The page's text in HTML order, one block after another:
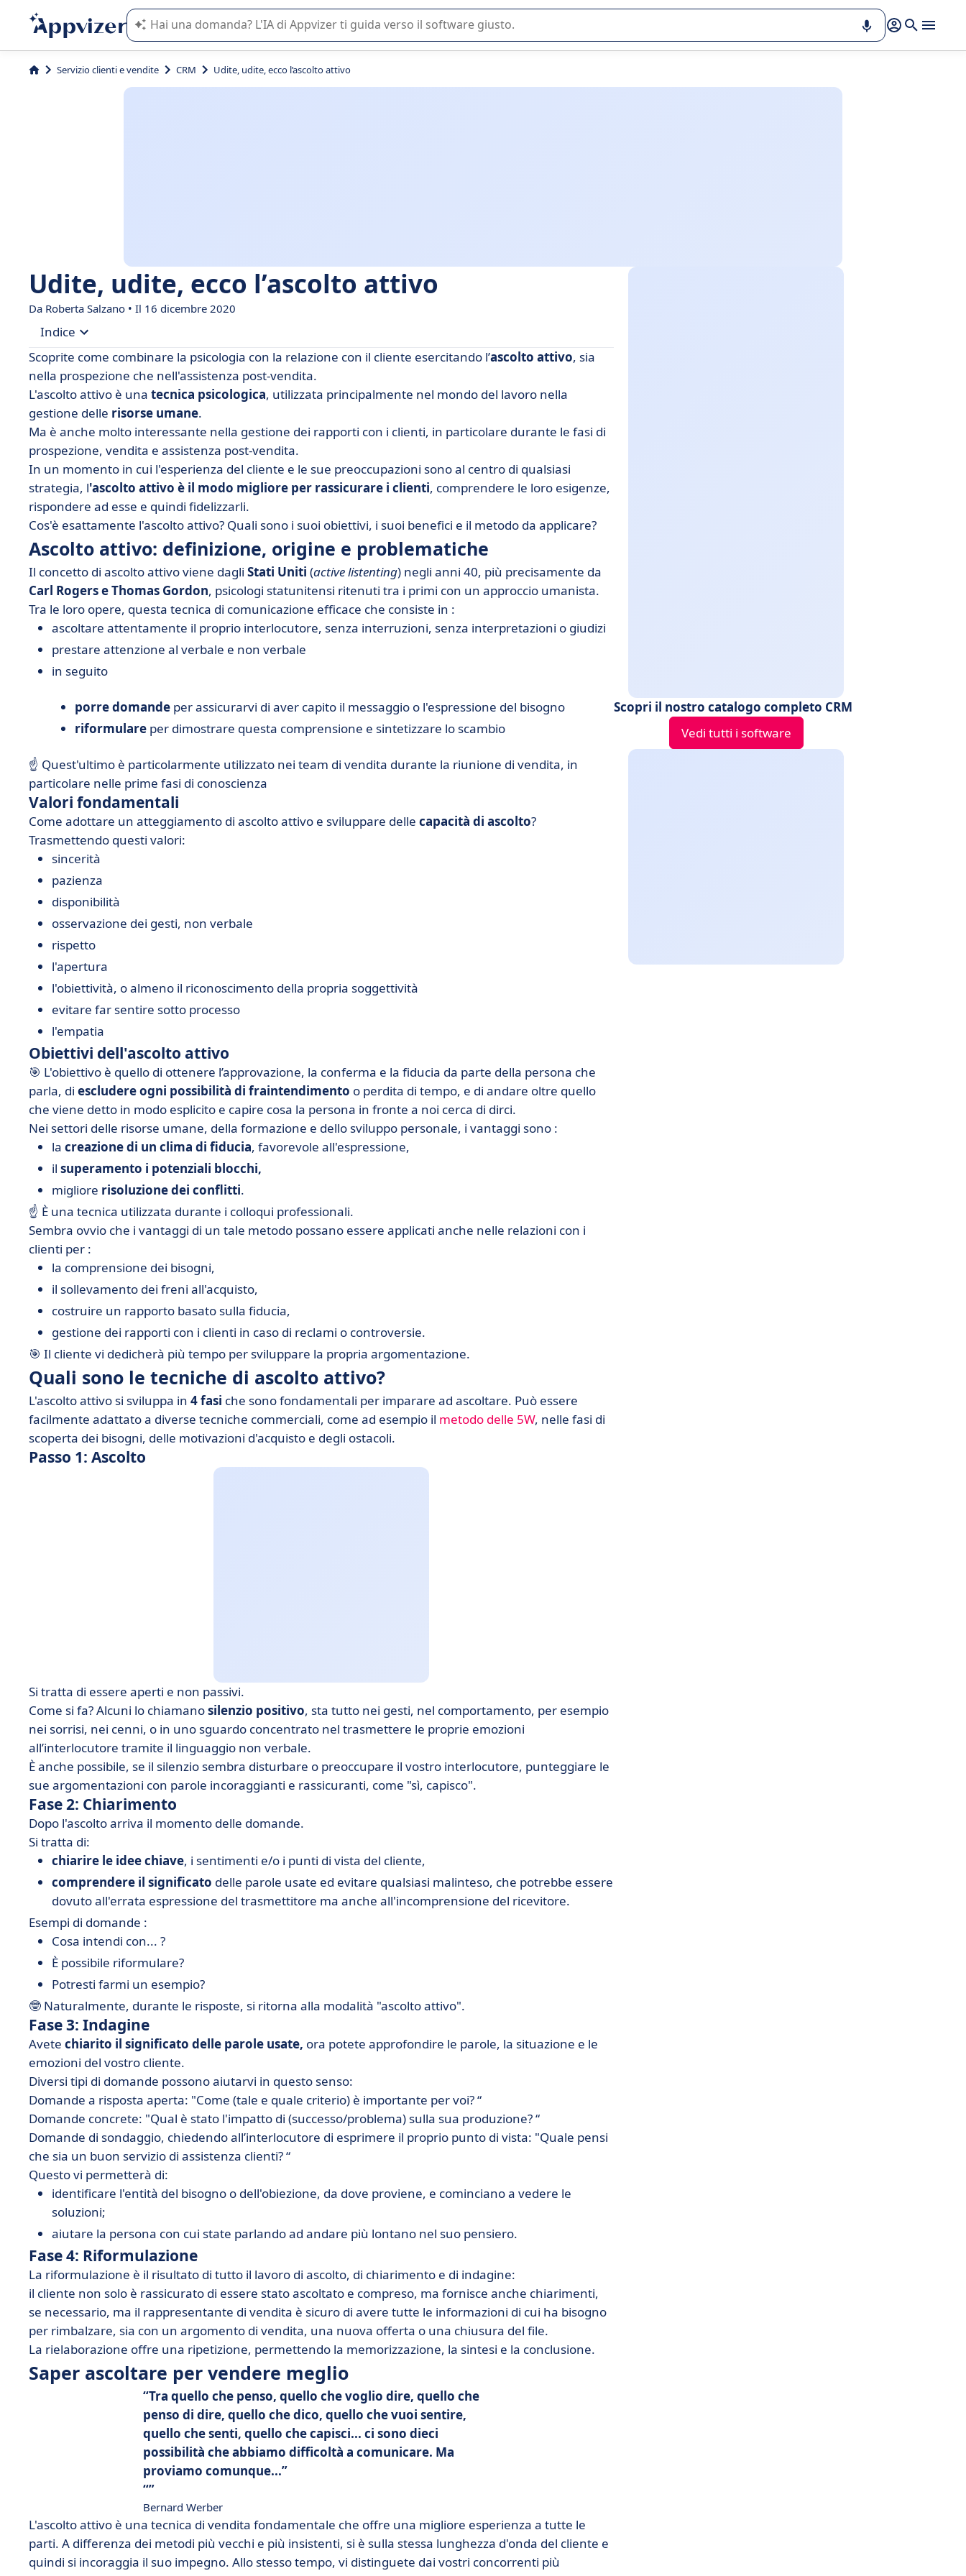
L'IA di Appvizer vi guida nell'utilizzo o nella scelta di un software SaaS per la vostra azienda.
Servizio clienti e vendite CRM Udite, udite, ecco l’ascolto attivo
Udite, udite, ecco l’ascolto attivo
Da Roberta Salzano • Il 16 dicembre 2020
Indice
• Ascolto attivo: definizione, origine e problematiche
• Quali sono le tecniche di ascolto attivo?
• Saper ascoltare per vendere meglio
Scoprite come combinare la psicologia con la relazione con il cliente esercitando l’ascolto attivo, sia
nella prospezione che nell'assistenza post-vendita.
L'ascolto attivo è una tecnica psicologica, utilizzata principalmente nel mondo del lavoro nella
gestione delle risorse umane.
Ma è anche molto interessante nella gestione dei rapporti con i clienti, in particolare durante le fasi di
prospezione, vendita e assistenza post-vendita.
In un momento in cui l'esperienza del cliente e le sue preoccupazioni sono al centro di qualsiasi
strategia, l'ascolto attivo è il modo migliore per rassicurare i clienti, comprendere le loro esigenze,
rispondere ad esse e quindi fidelizzarli.
Cos'è esattamente l'ascolto attivo? Quali sono i suoi obiettivi, i suoi benefici e il metodo da applicare?
Ascolto attivo: definizione, origine e problematiche
Il concetto di ascolto attivo viene dagli Stati Uniti (active listenting) negli anni 40, più precisamente da
Carl Rogers e Thomas Gordon, psicologi statunitensi ritenuti tra i primi con un approccio umanista.
Tra le loro opere, questa tecnica di comunicazione efficace che consiste in :
ascoltare attentamente il proprio interlocutore, senza interruzioni, senza interpretazioni o giudizi
prestare attenzione al verbale e non verbale
in seguito
porre domande per assicurarvi di aver capito il messaggio o l'espressione del bisogno
riformulare per dimostrare questa comprensione e sintetizzare lo scambio
☝️ Quest'ultimo è particolarmente utilizzato nei team di vendita durante la riunione di vendita, in
particolare nelle prime fasi di conoscienza
Valori fondamentali
Come adottare un atteggiamento di ascolto attivo e sviluppare delle capacità di ascolto?
Trasmettendo questi valori:
sincerità
pazienza
disponibilità
osservazione dei gesti, non verbale
rispetto
l'apertura
l'obiettività, o almeno il riconoscimento della propria soggettività
evitare far sentire sotto processo
l'empatia
Obiettivi dell'ascolto attivo
🎯 L'obiettivo è quello di ottenere l’approvazione, la conferma e la fiducia da parte della persona che
parla, di escludere ogni possibilità di fraintendimento o perdita di tempo, e di andare oltre quello
che viene detto in modo esplicito e capire cosa la persona in fronte a noi cerca di dirci.
Nei settori delle risorse umane, della formazione e dello sviluppo personale, i vantaggi sono :
la creazione di un clima di fiducia, favorevole all'espressione,
il superamento i potenziali blocchi,
migliore risoluzione dei conflitti.
☝️ È una tecnica utilizzata durante i colloqui professionali.
Sembra ovvio che i vantaggi di un tale metodo possano essere applicati anche nelle relazioni con i
clienti per :
la comprensione dei bisogni,
il sollevamento dei freni all'acquisto,
costruire un rapporto basato sulla fiducia,
gestione dei rapporti con i clienti in caso di reclami o controversie.
🎯 Il cliente vi dedicherà più tempo per sviluppare la propria argomentazione.
Quali sono le tecniche di ascolto attivo?
L'ascolto attivo si sviluppa in 4 fasi che sono fondamentali per imparare ad ascoltare. Può essere
facilmente adattato a diverse tecniche commerciali, come ad esempio il metodo delle 5W, nelle fasi di
scoperta dei bisogni, delle motivazioni d'acquisto e degli ostacoli.
Passo 1: Ascolto
Si tratta di essere aperti e non passivi.
Come si fa? Alcuni lo chiamanosilenzio positivo, sta tutto nei gesti, nel comportamento, per esempio
nei sorrisi, nei cenni, o in uno sguardo concentrato nel trasmettere le proprie emozioni
all’interlocutore tramite il linguaggio non verbale.
È anche possibile, se il silenzio sembra disturbare o preoccupare il vostro interlocutore, punteggiare le
sue argomentazioni con parole incoraggianti e rassicuranti, come "sì, capisco".
Fase 2: Chiarimento
Dopo l'ascolto arriva il momento delle domande.
Si tratta di:
chiarire le idee chiave, i sentimenti e/o i punti di vista del cliente,
comprendere il significato delle parole usate ed evitare qualsiasi malinteso, che potrebbe essere
dovuto all'errata espressione del trasmettitore ma anche all'incomprensione del ricevitore.
Esempi di domande :
Cosa intendi con... ?
È possibile riformulare?
Potresti farmi un esempio?
🤓 Naturalmente, durante le risposte, si ritorna alla modalità "ascolto attivo".
Fase 3: Indagine
Avete chiarito il significato delle parole usate, ora potete approfondire le parole, la situazione e le
emozioni del vostro cliente.
Diversi tipi di domande possono aiutarvi in questo senso:
Domande a risposta aperta: "Come (tale e quale criterio) è importante per voi? “
Domande concrete: "Qual è stato l'impatto di (successo/problema) sulla sua produzione? “
Domande di sondaggio, chiedendo all’interlocutore di esprimere il proprio punto di vista: "Quale pensi
che sia un buon servizio di assistenza clienti? “
Questo vi permetterà di:
identificare l'entità del bisogno o dell'obiezione, da dove proviene, e cominciano a vedere le
soluzioni;
aiutare la persona con cui state parlando ad andare più lontano nel suo pensiero.
Fase 4: Riformulazione
La riformulazione è il risultato di tutto il lavoro di ascolto, di chiarimento e di indagine:
il cliente non solo è rassicurato di essere stato ascoltato e compreso, ma fornisce anche chiarimenti,
se necessario, ma il rappresentante di vendita è sicuro di avere tutte le informazioni di cui ha bisogno
per rimbalzare, sia con un argomento di vendita, una nuova offerta o una chiusura del file.
La rielaborazione offre una ripetizione, permettendo la memorizzazione, la sintesi e la conclusione.
Saper ascoltare per vendere meglio
Tra quello che penso, quello che voglio dire, quello che
penso di dire, quello che dico, quello che vuoi sentire,
quello che senti, quello che capisci... ci sono dieci
possibilità che abbiamo difficoltà a comunicare. Ma
proviamo comunque...
Bernard Werber
L'ascolto attivo è una tecnica di vendita fondamentale che offre una migliore esperienza a tutte le
parti. A differenza dei metodi più vecchi e più insistenti, si è sulla stessa lunghezza d'onda del cliente e
quindi si incoraggia il suo impegno. Allo stesso tempo, vi distinguete dai vostri concorrenti più
Scopri il nostro catalogo completo CRM
Vedi tutti i software